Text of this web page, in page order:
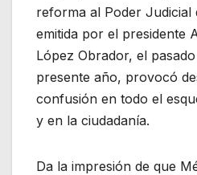
reforma al Poder Judicial
emitida por el presidente
López Obrador, el
presente año, provocó
confusión en todo el
y en la ciudadanía.
Da la impresión de que